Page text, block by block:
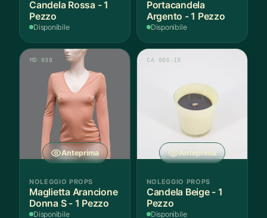
Candela Rossa - 1
Pezzo
Disponibile
Portacandela
Argento - 1 Pezzo
Disponibile
Anteprima
MD 038
NOLEGGIO PROPS
Maglietta Arancione
Donna S - 1 Pezzo
Disponibile
Anteprima
CA 003-19
NOLEGGIO PROPS
Candela Beige - 1
Pezzo
Disponibile